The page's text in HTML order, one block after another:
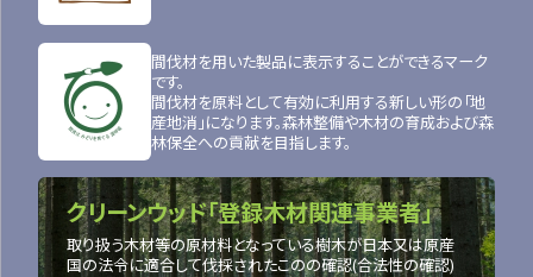
間伐材を用いた製品に表示することができるマーク
です。
間伐材を原料として有効に利用する新しい形の「地
産地消」になります。森林整備や木材の育成および森
林保全への貢献を目指します。
クリーンウッド「登録木材関連事業者」
取り扱う木材等の原材料となっている樹木が日本又は原産
国の法令に適合して伐採されたこのの確認(合法性の確認)